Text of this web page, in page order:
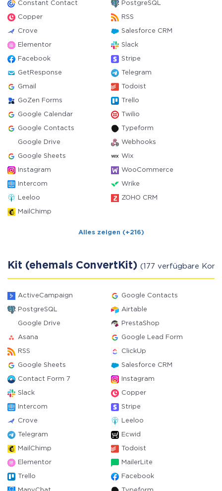
Constant Contact PostgreSQL
Copper RSS
Crove Salesforce CRM
Elementor Slack
Facebook Stripe
GetResponse Telegram
Gmail Todoist
GoZen Forms Trello
Google Calendar Twilio
Google Contacts Typeform
Google Drive Webhooks
Google Sheets Wix
Instagram WooCommerce
Intercom Wrike
Leeloo ZOHO CRM
MailChimp
Alles zeigen (+216)
Kit (ehemals ConvertKit) (177 verfügbare
ActiveCampaign Google Contacts
PostgreSQL Airtable
Google Drive PrestaShop
Asana Google Lead Form
RSS ClickUp
Google Sheets Salesforce CRM
Contact Form 7 Instagram
Slack Copper
Intercom Stripe
Crove Leeloo
Telegram Ecwid
MailChimp Todoist
Elementor MailerLite
Trello Facebook